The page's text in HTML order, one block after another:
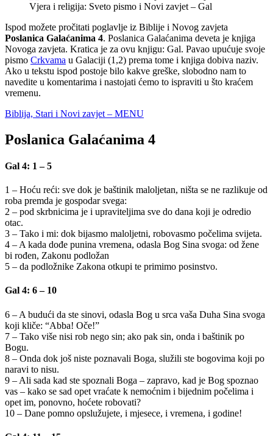
Vjera i religija: Sveto pismo i Novi zavjet – Gal
Ispod možete pročitati poglavlje iz Biblije i Novog zavjeta
Poslanica Galaćanima 4. Poslanica Galaćanima deveta je knjiga
Novoga zavjeta. Kratica je za ovu knjigu: Gal. Pavao upućuje svoje
pismo Crkvama u Galaciji (1,2) prema tome i knjiga dobiva naziv.
Ako u tekstu ispod postoje bilo kakve greške, slobodno nam to
navedite u komentarima i nastojati ćemo to ispraviti u što kraćem
vremenu.
Biblija, Stari i Novi zavjet – MENU
Poslanica Galaćanima 4
Gal 4: 1 – 5
1 – Hoću reći: sve dok je baštinik maloljetan, ništa se ne razlikuje od
roba premda je gospodar svega:
2 – pod skrbnicima je i upraviteljima sve do dana koji je odredio
otac.
3 – Tako i mi: dok bijasmo maloljetni, robovasmo počelima svijeta.
4 – A kada dođe punina vremena, odasla Bog Sina svoga: od žene
bi rođen, Zakonu podložan
5 – da podložnike Zakona otkupi te primimo posinstvo.
Gal 4: 6 – 10
6 – A budući da ste sinovi, odasla Bog u srca vaša Duha Sina svoga
koji kliče: “Abba! Oče!”
7 – Tako više nisi rob nego sin; ako pak sin, onda i baštinik po
Bogu.
8 – Onda dok još niste poznavali Boga, služili ste bogovima koji po
naravi to nisu.
9 – Ali sada kad ste spoznali Boga – zapravo, kad je Bog spoznao
vas – kako se sad opet vraćate k nemoćnim i bijednim počelima i
opet im, ponovno, hoćete robovati?
10 – Dane pomno opslužujete, i mjesece, i vremena, i godine!